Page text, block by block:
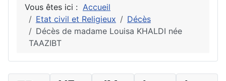
Vous êtes ici : Accueil
Etat civil et Religieux
Décès
Décès de madame Louisa KHALDI née
TAAZIBT